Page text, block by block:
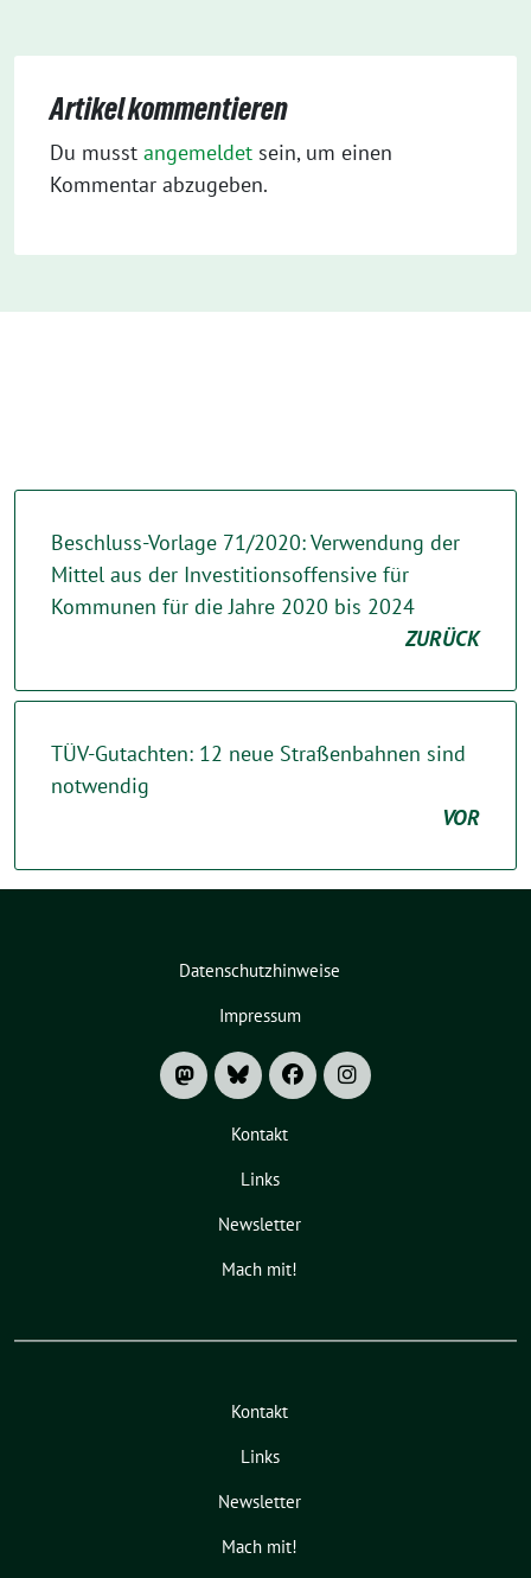
Artikel kommentieren
Du musst angemeldet sein, um einen
Kommentar abzugeben.
Beschluss-Vorlage 71/2020: Verwendung der
Mittel aus der Investitionsoffensive für
Kommunen für die Jahre 2020 bis 2024
ZURÜCK
TÜV-Gutachten: 12 neue Straßenbahnen sind
notwendig
VOR
Datenschutzhinweise
Impressum
Kontakt
Links
Newsletter
Mach mit!
Kontakt
Links
Newsletter
Mach mit!